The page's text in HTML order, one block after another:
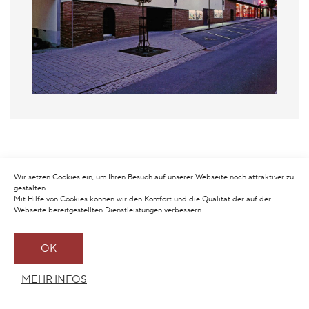
Wir setzen Cookies ein, um Ihren Besuch auf unserer Webseite noch attraktiver zu
gestalten.
Mit Hilfe von Cookies können wir den Komfort und die Qualität der auf der
Webseite bereitgestellten Dienstleistungen verbessern.
OK
MEHR INFOS